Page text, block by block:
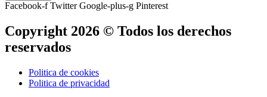
Facebook-f Twitter Google-plus-g Pinterest
Copyright 2026 © Todos los derechos
reservados
Politica de cookies
Politica de privacidad